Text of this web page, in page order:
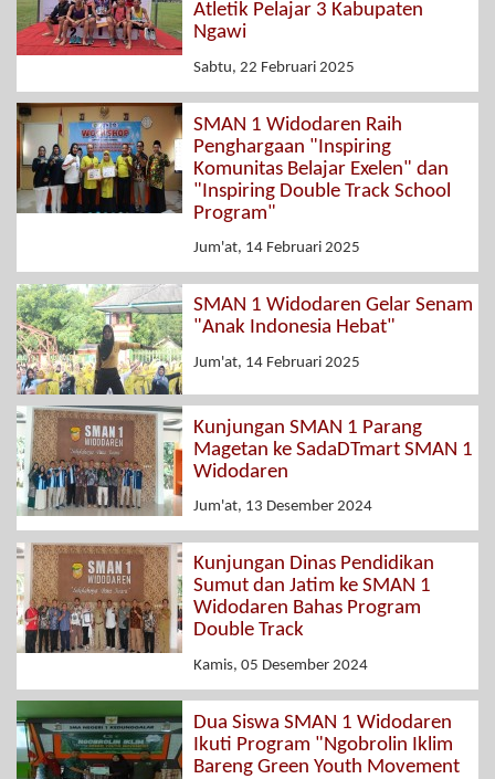
Atletik Pelajar 3 Kabupaten
Ngawi
Sabtu, 22 Februari 2025
SMAN 1 Widodaren Raih
Penghargaan "Inspiring
Komunitas Belajar Exelen" dan
"Inspiring Double Track School
Program"
Jum'at, 14 Februari 2025
SMAN 1 Widodaren Gelar Senam
"Anak Indonesia Hebat"
Jum'at, 14 Februari 2025
Kunjungan SMAN 1 Parang
Magetan ke SadaDTmart SMAN 1
Widodaren
Jum'at, 13 Desember 2024
Kunjungan Dinas Pendidikan
Sumut dan Jatim ke SMAN 1
Widodaren Bahas Program
Double Track
Kamis, 05 Desember 2024
Dua Siswa SMAN 1 Widodaren
Ikuti Program "Ngobrolin Iklim
Bareng Green Youth Movement